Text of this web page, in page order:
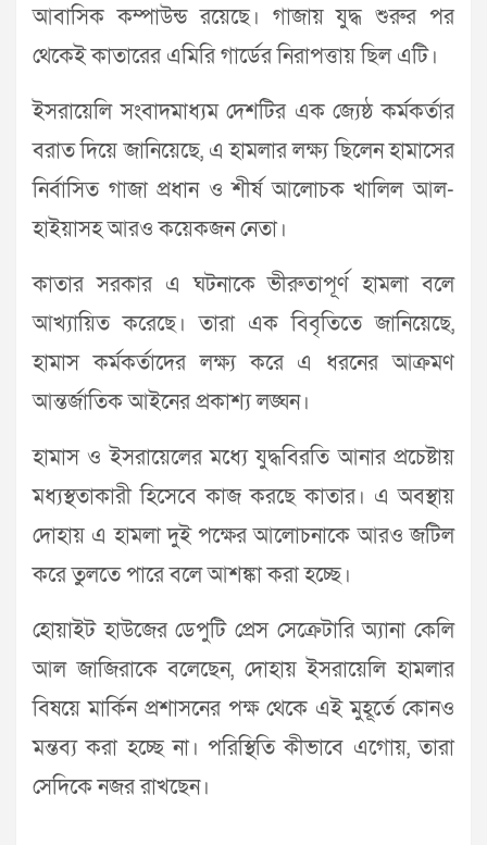
আবাসিক কম্পাউন্ড রয়েছে। গাজায় যুদ্ধ শুরুর পর
থেকেই কাতারের এমিরি গার্ডের নিরাপত্তায় ছিল এটি।
ইসরায়েলি সংবাদমাধ্যম দেশটির এক জ্যেষ্ঠ কর্মকর্তার
বরাত দিয়ে জানিয়েছে, এ হামলার লক্ষ্য ছিলেন হামাসের
নির্বাসিত গাজা প্রধান ও শীর্ষ আলোচক খালিল আল-
হাইয়াসহ আরও কয়েকজন নেতা।
কাতার সরকার এ ঘটনাকে ভীরুতাপূর্ণ হামলা বলে
আখ্যায়িত করেছে। তারা এক বিবৃতিতে জানিয়েছে,
হামাস কর্মকর্তাদের লক্ষ্য করে এ ধরনের আক্রমণ
আন্তর্জাতিক আইনের প্রকাশ্য লঙ্ঘন।
হামাস ও ইসরায়েলের মধ্যে যুদ্ধবিরতি আনার প্রচেষ্টায়
মধ্যস্থতাকারী হিসেবে কাজ করছে কাতার। এ অবস্থায়
দোহায় এ হামলা দুই পক্ষের আলোচনাকে আরও জটিল
করে তুলতে পারে বলে আশঙ্কা করা হচ্ছে।
হোয়াইট হাউজের ডেপুটি প্রেস সেক্রেটারি অ্যানা কেলি
আল জাজিরাকে বলেছেন, দোহায় ইসরায়েলি হামলার
বিষয়ে মার্কিন প্রশাসনের পক্ষ থেকে এই মুহূর্তে কোনও
মন্তব্য করা হচ্ছে না। পরিস্থিতি কীভাবে এগোয়, তারা
সেদিকে নজর রাখছেন।